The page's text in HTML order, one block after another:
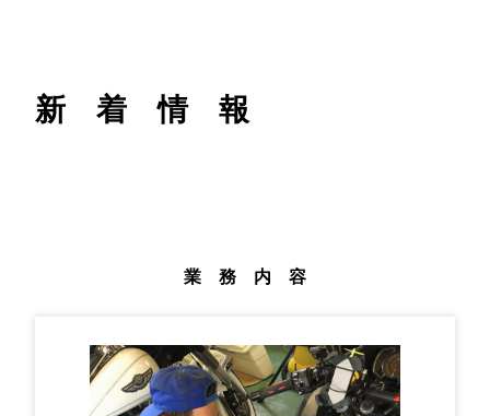
新 着 情 報
業 務 内 容